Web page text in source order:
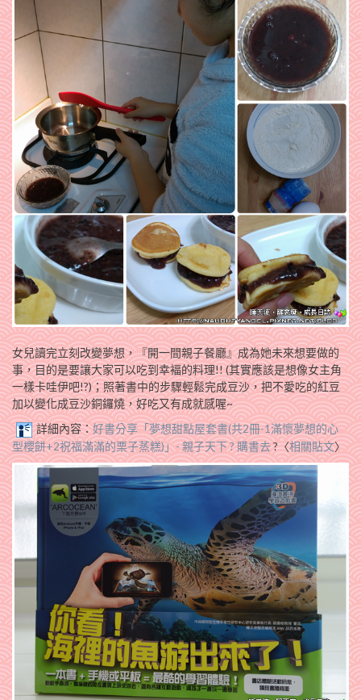
女兒讀完立刻改變夢想，『開一間親子餐廳』成為她未來想要做的
事，目的是要讓大家可以吃到幸褔的料理!! (其實應該是想像女主角
一樣卡哇伊吧!?)；照著書中的步驟輕鬆完成豆沙，把不愛吃的紅豆
加以變化成豆沙銅鑼燒，好吃又有成就感喔~
詳細內容：好書分享「夢想甜點屋套書(共2冊-1滿懷夢想的心
型櫻餅+2祝福滿滿的栗子蒸糕)」- 親子天下 ? 購書去?〈相關貼文〉